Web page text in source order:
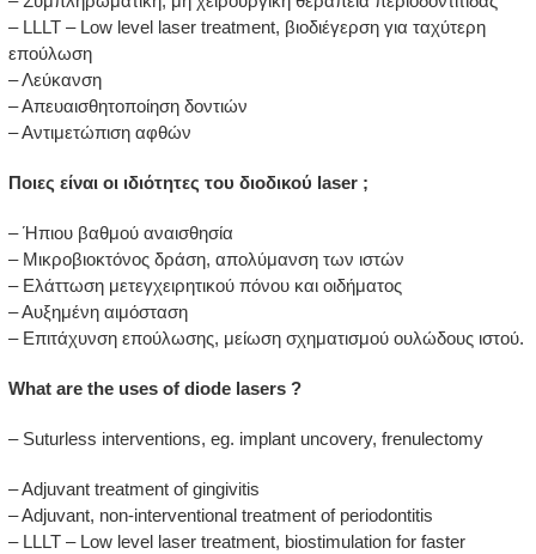
– LLLT – Low level laser treatment, βιοδιέγερση για ταχύτερη
επούλωση
– Λεύκανση
– Απευαισθητοποίηση δοντιών
– Αντιμετώπιση αφθών
Ποιες είναι οι ιδιότητες του διοδικού laser ;
– Ήπιου βαθμού αναισθησία
– Μικροβιοκτόνος δράση, απολύμανση των ιστών
– Ελάττωση μετεγχειρητικού πόνου και οιδήματος
– Αυξημένη αιμόσταση
– Επιτάχυνση επούλωσης, μείωση σχηματισμού ουλώδους ιστού.
What are the uses of diode lasers ?
– Suturless interventions, eg. implant uncovery, frenulectomy
– Adjuvant treatment of gingivitis
– Adjuvant, non-interventional treatment of periodontitis
– LLLT – Low level laser treatment, biostimulation for faster